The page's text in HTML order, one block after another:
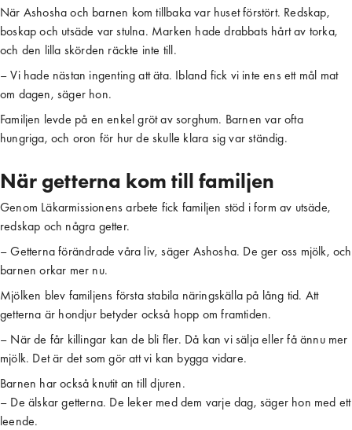
När Ashosha och barnen kom tillbaka var huset förstört. Redskap,
boskap och utsäde var stulna. Marken hade drabbats hårt av torka,
och den lilla skörden räckte inte till.
– Vi hade nästan ingenting att äta. Ibland fick vi inte ens ett mål mat
om dagen, säger hon.
Familjen levde på en enkel gröt av sorghum. Barnen var ofta
hungriga, och oron för hur de skulle klara sig var ständig.
När getterna kom till familjen
Genom Läkarmissionens arbete fick familjen stöd i form av utsäde,
redskap och några getter.
– Getterna förändrade våra liv, säger Ashosha. De ger oss mjölk, och
barnen orkar mer nu.
Mjölken blev familjens första stabila näringskälla på lång tid. Att
getterna är hondjur betyder också hopp om framtiden.
– När de får killingar kan de bli fler. Då kan vi sälja eller få ännu mer
mjölk. Det är det som gör att vi kan bygga vidare.
Barnen har också knutit an till djuren.
– De älskar getterna. De leker med dem varje dag, säger hon med ett
leende.